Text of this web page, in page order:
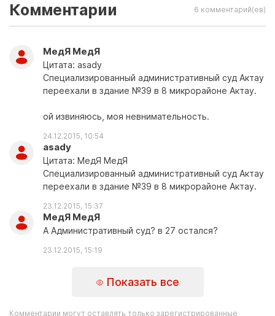
Комментарии 6 комментарий(ев)
МедЯ МедЯ
Цитата: asady
Специализированный административный суд Актау
переехали в здание №39 в 8 микрорайоне Актау.
ой извиняюсь, моя невнимательность.
24.12.2015, 10:54
asady
Цитата: МедЯ МедЯ
Специализированный административный суд Актау
переехали в здание №39 в 8 микрорайоне Актау.
23.12.2015, 15:37
МедЯ МедЯ
А Административный суд? в 27 остался?
23.12.2015, 15:19
Показать все
Комментарии могут оставлять только зарегистрированные